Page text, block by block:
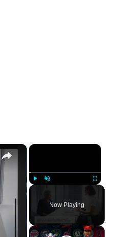
×
Fullscreen
Now Playing
×